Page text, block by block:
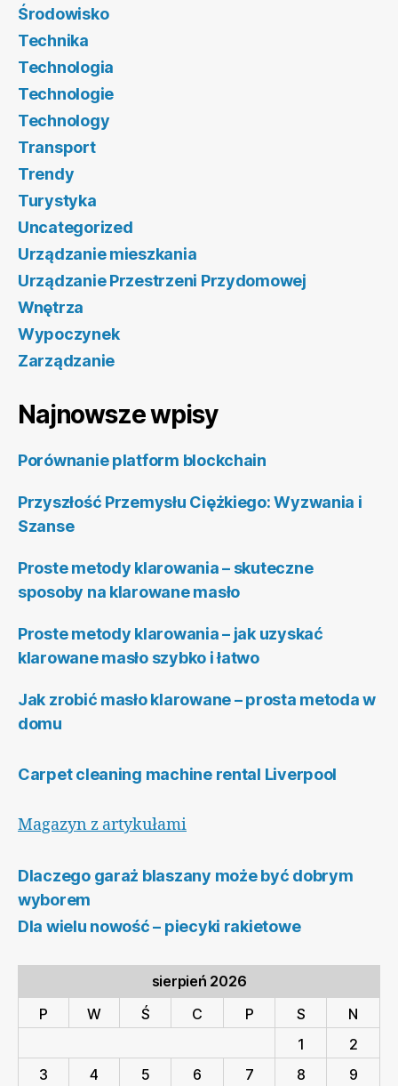
Środowisko
Technika
Technologia
Technologie
Technology
Transport
Trendy
Turystyka
Uncategorized
Urządzanie mieszkania
Urządzanie Przestrzeni Przydomowej
Wnętrza
Wypoczynek
Zarządzanie
Najnowsze wpisy
Porównanie platform blockchain
Przyszłość Przemysłu Ciężkiego: Wyzwania i
Szanse
Proste metody klarowania – skuteczne
sposoby na klarowane masło
Proste metody klarowania – jak uzyskać
klarowane masło szybko i łatwo
Jak zrobić masło klarowane – prosta metoda w
domu
Carpet cleaning machine rental Liverpool
Magazyn z artykułami
Dlaczego garaż blaszany może być dobrym
wyborem
Dla wielu nowość – piecyki rakietowe
sierpień 2026
P
W Ś C P S
N
1
2
3
4 5 6 7 8 9